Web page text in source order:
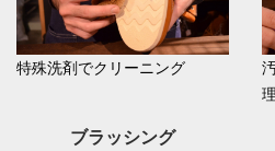
特殊洗剤でクリーニング
理
ブラッシング